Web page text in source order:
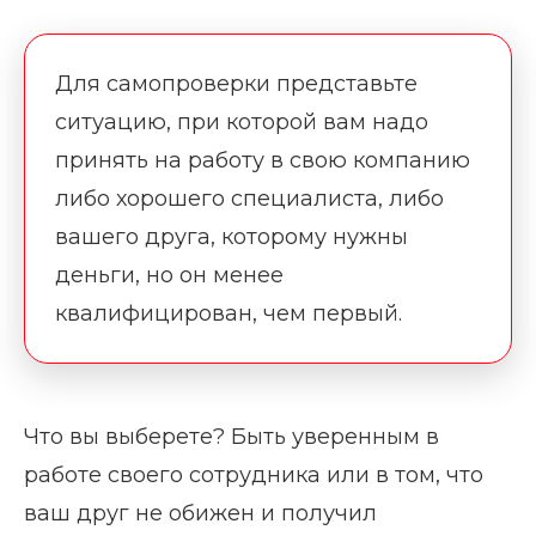
Для самопроверки представьте
ситуацию, при которой вам надо
принять на работу в свою компанию
либо хорошего специалиста, либо
вашего друга, которому нужны
деньги, но он менее
квалифицирован, чем первый.
Что вы выберете? Быть уверенным в
работе своего сотрудника или в том, что
ваш друг не обижен и получил